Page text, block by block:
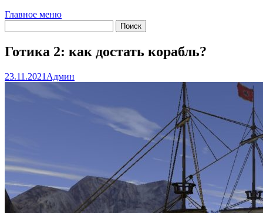
Главное меню
Готика 2: как достать корабль?
23.11.2021 Админ